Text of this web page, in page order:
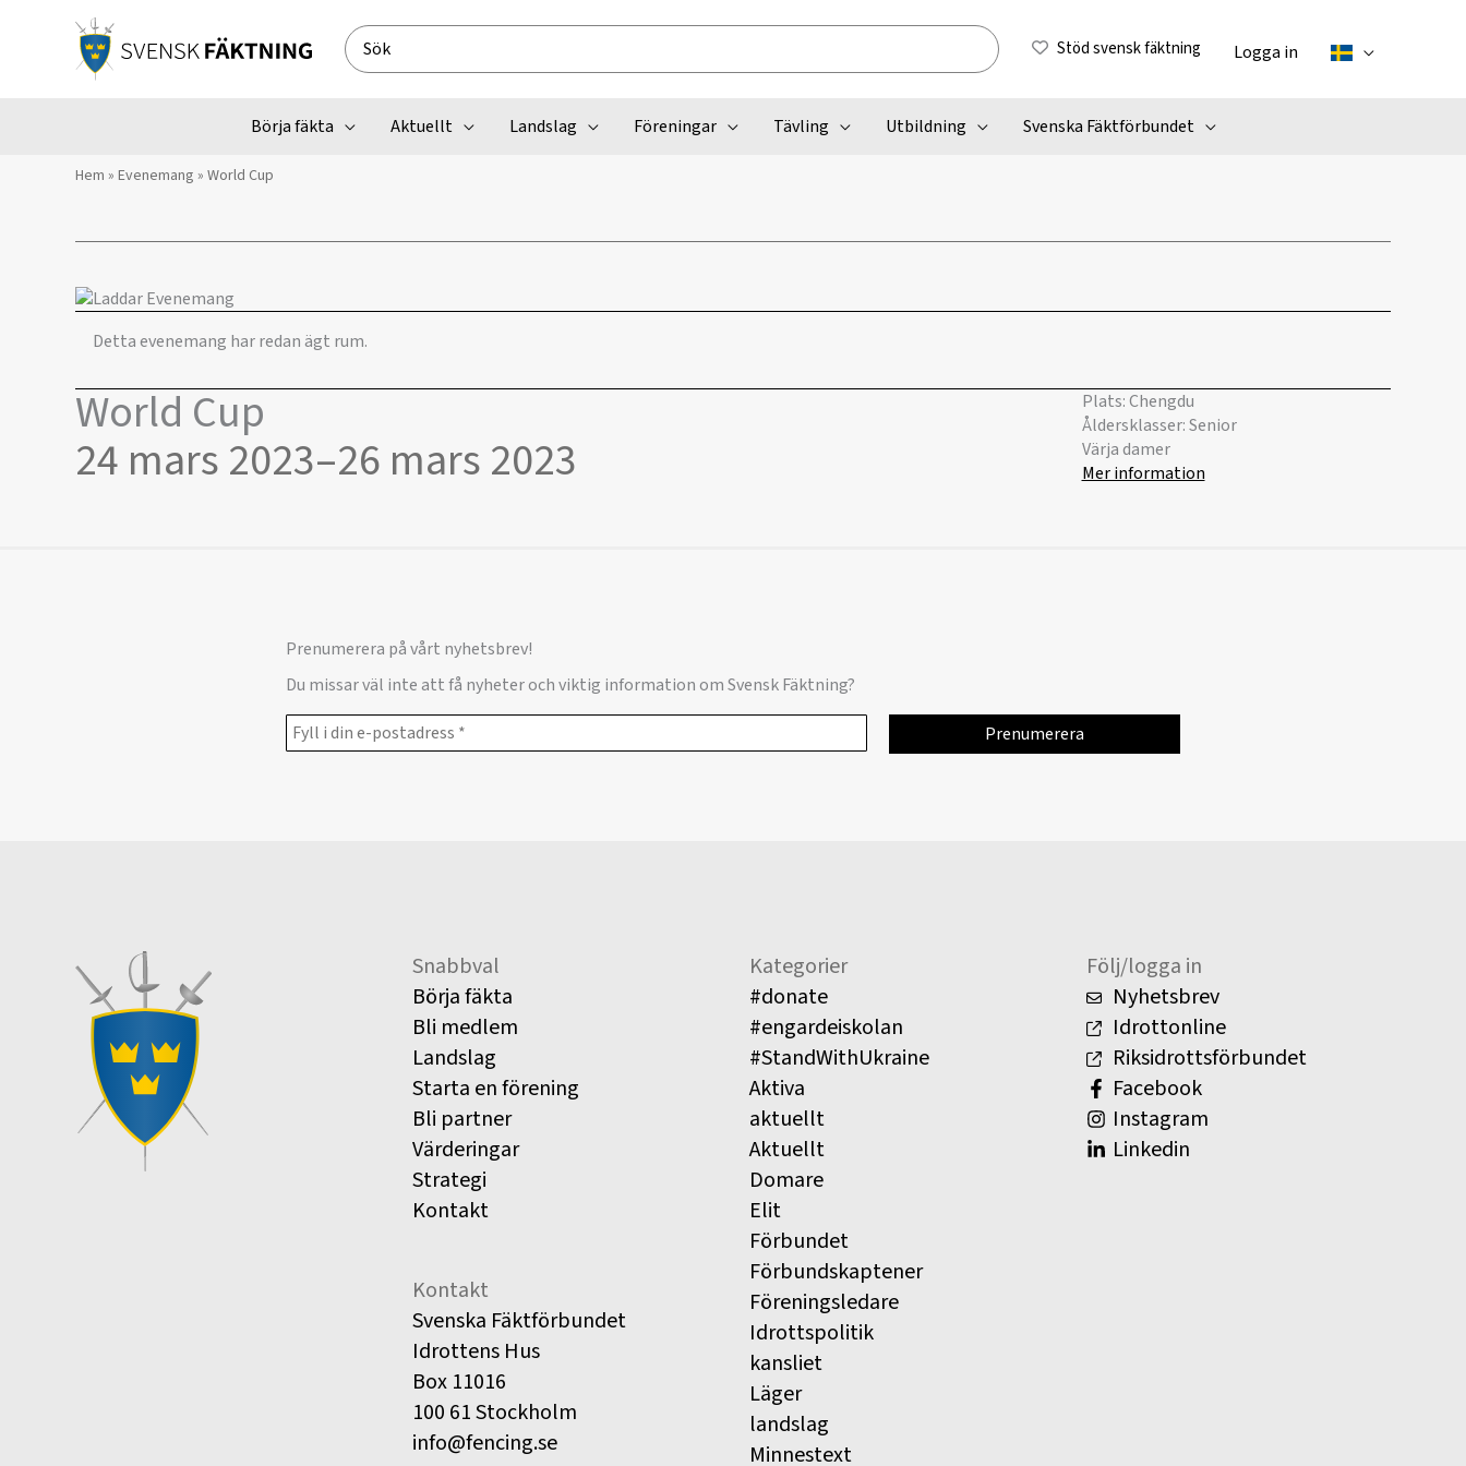
Search
for:
Stöd svensk fäktning Logga in
Börja fäkta Aktuellt Landslag Föreningar Tävling Utbildning Svenska Fäktförbundet
Hem » Evenemang » World Cup
Detta evenemang har redan ägt rum.
World Cup
24 mars 2023–26 mars 2023
Plats: Chengdu
Åldersklasser: Senior
Värja damer
Mer information
Prenumerera på vårt nyhetsbrev!
Du missar väl inte att få nyheter och viktig information om Svensk Fäktning?
Snabbval
Börja fäkta
Bli medlem
Landslag
Starta en förening
Bli partner
Värderingar
Strategi
Kontakt
Kontakt
Svenska Fäktförbundet
Idrottens Hus
Box 11016
100 61 Stockholm
info@fencing.se
Kategorier
#donate
#engardeiskolan
#StandWithUkraine
Aktiva
aktuellt
Aktuellt
Domare
Elit
Förbundet
Förbundskaptener
Föreningsledare
Idrottspolitik
kansliet
Läger
landslag
Minnestext
Följ/logga in
Nyhetsbrev
Idrottonline
Riksidrottsförbundet
Facebook
Instagram
Linkedin